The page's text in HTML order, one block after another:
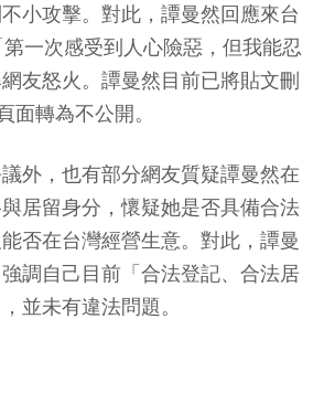
小攻擊。對此，譚曼然回應來台
一次感受到人心險惡，但我能忍
友怒火。譚曼然目前已將貼文刪
面轉為不公開。
外，也有部分網友質疑譚曼然在
居留身分，懷疑她是否具備合法
否在台灣經營生意。對此，譚曼
調自己目前「合法登記、合法居
並未有違法問題。